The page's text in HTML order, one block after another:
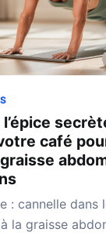
café
: cannelle dans
la graisse